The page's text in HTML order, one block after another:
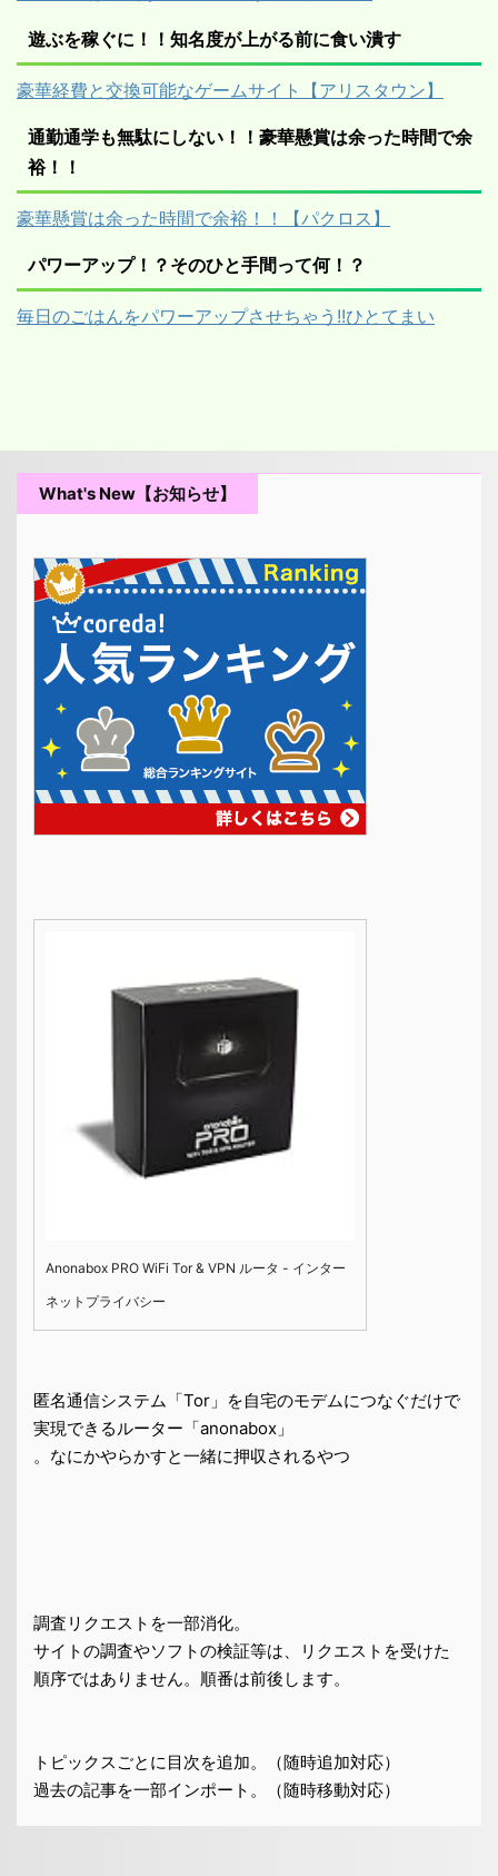
遊ぶを稼ぐに！！知名度が上がる前に食い潰す
豪華経費と交換可能なゲームサイト【アリスタウン】
通勤通学も無駄にしない！！豪華懸賞は余った時間で余
裕！！
豪華懸賞は余った時間で余裕！！【パクロス】
パワーアップ！？そのひと手間って何！？
毎日のごはんをパワーアップさせちゃう!!ひとてまい
What's New【お知らせ】
Anonabox PRO WiFi Tor & VPN ルータ - インター
ネットプライバシー
匿名通信システム「Tor」を自宅のモデムにつなぐだけで
実現できるルーター「anonabox」
。なにかやらかすと一緒に押収されるやつ
調査リクエストを一部消化。
サイトの調査やソフトの検証等は、リクエストを受けた
順序ではありません。順番は前後します。
トピックスごとに目次を追加。（随時追加対応）
過去の記事を一部インポート。（随時移動対応）